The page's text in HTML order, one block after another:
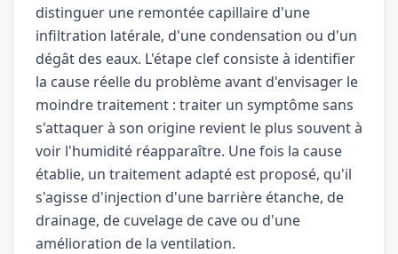
distinguer une remontée capillaire d'une
infiltration latérale, d'une condensation ou d'un
dégât des eaux. L'étape clef consiste à identifier
la cause réelle du problème avant d'envisager le
moindre traitement : traiter un symptôme sans
s'attaquer à son origine revient le plus souvent à
voir l'humidité réapparaître. Une fois la cause
établie, un traitement adapté est proposé, qu'il
s'agisse d'injection d'une barrière étanche, de
drainage, de cuvelage de cave ou d'une
amélioration de la ventilation.